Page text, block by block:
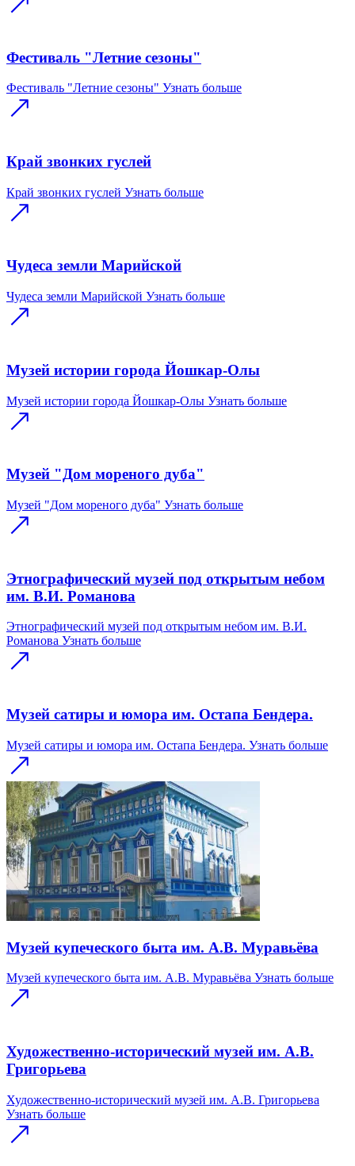
Фестиваль "Летние сезоны"
Фестиваль "Летние сезоны" Узнать больше
Край звонких гуслей
Край звонких гуслей Узнать больше
Чудеса земли Марийской
Чудеса земли Марийской Узнать больше
Музей истории города Йошкар-Олы
Музей истории города Йошкар-Олы Узнать больше
Музей "Дом мореного дуба"
Музей "Дом мореного дуба" Узнать больше
Этнографический музей под открытым небом
им. В.И. Романова
Этнографический музей под открытым небом им. В.И.
Романова Узнать больше
Музей сатиры и юмора им. Остапа Бендера.
Музей сатиры и юмора им. Остапа Бендера. Узнать больше
Музей купеческого быта им. А.В. Муравьёва
Музей купеческого быта им. А.В. Муравьёва Узнать больше
Художественно-исторический музей им. А.В.
Григорьева
Художественно-исторический музей им. А.В. Григорьева
Узнать больше